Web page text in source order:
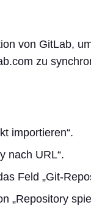
von GitLab,
zu
importieren“.
nach URL“.
Feld „Git-
„Repository